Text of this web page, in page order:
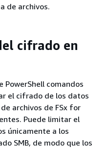
de archivos.
cifrado en
PowerShell comandos
el cifrado de los datos
archivos de FSx for
Puede limitar el
únicamente a los
SMB, de modo que los